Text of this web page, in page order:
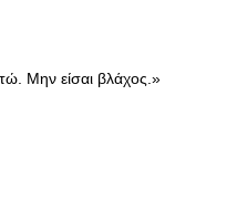
Μην είσαι βλάχος.»